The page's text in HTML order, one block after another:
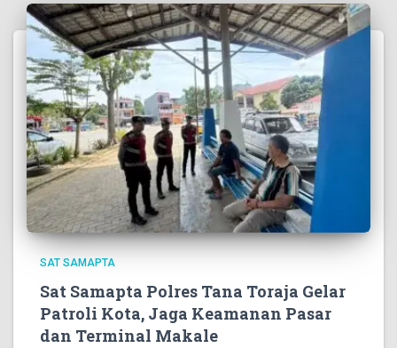
SAT SAMAPTA
Sat Samapta Polres Tana Toraja Gelar
Patroli Kota, Jaga Keamanan Pasar
dan Terminal Makale